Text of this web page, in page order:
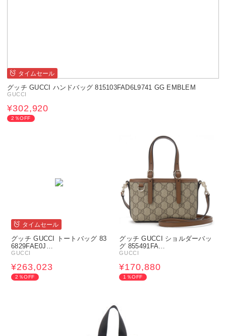
タイムセール
グッチ GUCCI ハンドバッグ 815103FAD6L9741 GG EMBLEM
GUCCI
¥302,920
2％OFF
タイムセール
グッチ GUCCI トートバッグ 83
6829FAE0J…
GUCCI
¥263,023
2％OFF
グッチ GUCCI ショルダーバッ
グ 855491FA…
GUCCI
¥170,880
1％OFF